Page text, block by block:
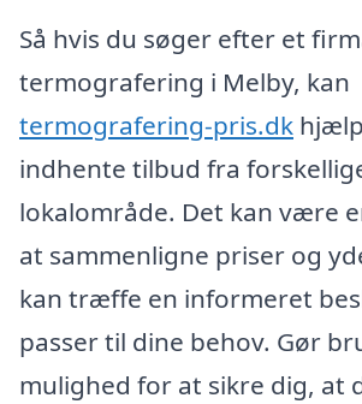
Så hvis du søger efter et
termografering i Melby, kan
termografering-pris.dk
indhente tilbud fra
lokalområde. Det kan være
at sammenligne priser og
kan træffe en informeret
passer til dine behov. Gør
mulighed for at sikre dig, at